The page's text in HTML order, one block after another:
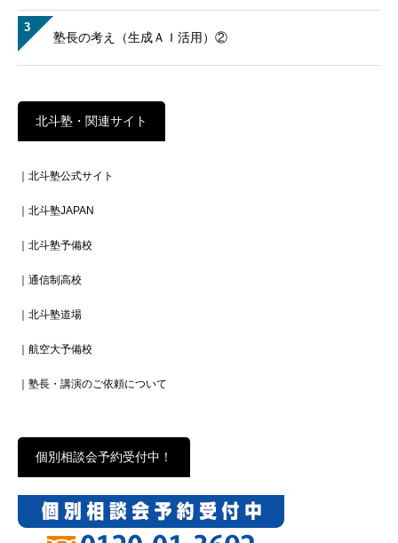
3
塾長の考え（生成ＡＩ活用）②
北斗塾・関連サイト
｜北斗塾公式サイト
｜北斗塾JAPAN
｜北斗塾予備校
｜通信制高校
｜北斗塾道場
｜航空大予備校
｜塾長・講演のご依頼について
個別相談会予約受付中！